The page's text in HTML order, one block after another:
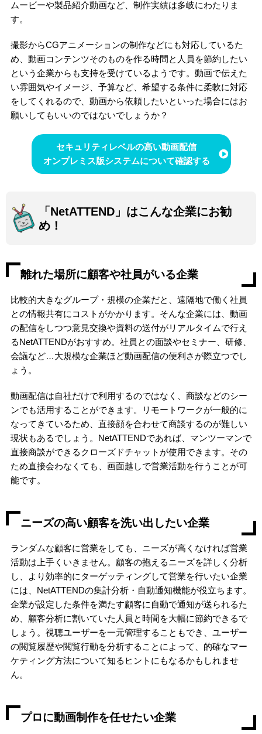
ムービーや製品紹介動画など、制作実績は多岐にわたりま
す。
撮影からCGアニメーションの制作などにも対応しているた
め、動画コンテンツそのものを作る時間と人員を節約したい
という企業からも支持を受けているようです。動画で伝えた
い雰囲気やイメージ、予算など、希望する条件に柔軟に対応
をしてくれるので、動画から依頼したいといった場合にはお
願いしてもいいのではないでしょうか？
セキュリティレベルの高い動画配信
オンプレミス版システムについて確認する
「NetATTEND」はこんな企業にお勧
め！
離れた場所に顧客や社員がいる企業
比較的大きなグループ・規模の企業だと、遠隔地で働く社員
との情報共有にコストがかかります。そんな企業には、動画
の配信をしつつ意見交換や資料の送付がリアルタイムで行え
るNetATTENDがおすすめ。社員との面談やセミナー、研修、
会議など…大規模な企業ほど動画配信の便利さが際立つでし
ょう。
動画配信は自社だけで利用するのではなく、商談などのシー
ンでも活用することができます。リモートワークが一般的に
なってきているため、直接顔を合わせて商談するのが難しい
現状もあるでしょう。NetATTENDであれば、マンツーマンで
直接商談ができるクローズドチャットが使用できます。その
ため直接会わなくても、画面越しで営業活動を行うことが可
能です。
ニーズの高い顧客を洗い出したい企業
ランダムな顧客に営業をしても、ニーズが高くなければ営業
活動は上手くいきません。顧客の抱えるニーズを詳しく分析
し、より効率的にターゲッティングして営業を行いたい企業
には、NetATTENDの集計分析・自動通知機能が役立ちます。
企業が設定した条件を満たす顧客に自動で通知が送られるた
め、顧客分析に割いていた人員と時間を大幅に節約できるで
しょう。視聴ユーザーを一元管理することもでき、ユーザー
の閲覧履歴や閲覧行動を分析することによって、的確なマー
ケティング方法について知るヒントにもなるかもしれませ
ん。
プロに動画制作を任せたい企業